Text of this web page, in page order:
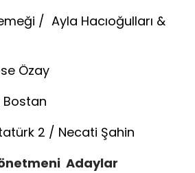
/ Ayla Hacıoğulları &
Özay
2 / Necati Şahin
Adaylar